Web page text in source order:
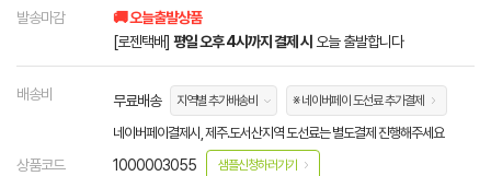
발송마감
🚚 오늘출발상품
[로젠택배] 평일 오후 4시까지 결제 시 오늘 출발합니다
배송비 무료배송 지역별 추가배송비 ※ 네이버페이 도선료 추가결제
네이버페이결제시, 제주.도서산지역 도선료는 별도결제 진행해주세요
상품코드 1000003055 샘플신청하러가기